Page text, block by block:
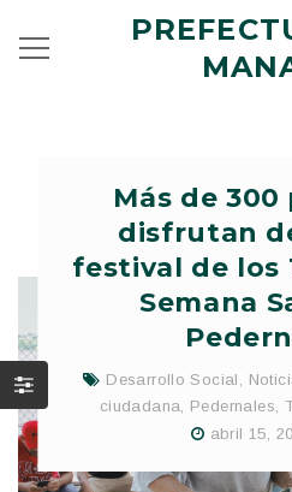
Más de 300
disfrutan
festival de los
Semana
Desarrollo Social ,
ciudadana, Pedernales,
abril 15,